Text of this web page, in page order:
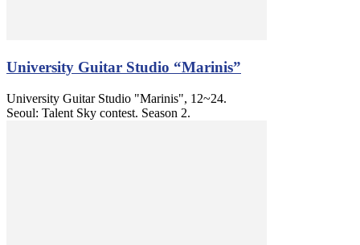
University Guitar Studio “Marinis”
University Guitar Studio "Marinis", 12~24.
Seoul: Talent Sky contest. Season 2.